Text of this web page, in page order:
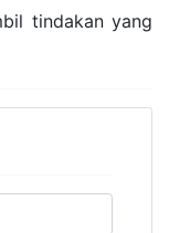
tindakan yang